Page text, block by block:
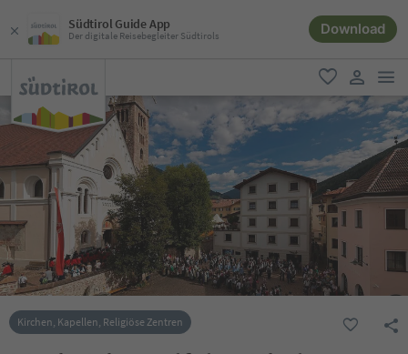
Südtirol Guide App
Der digitale Reisebegleiter Südtirols Download
favorit
user link
Kirchen, Kapellen, Religiöse Zentren